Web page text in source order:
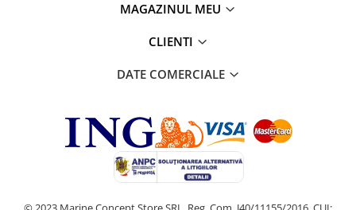
MAGAZINUL MEU
CLIENTI
DATE COMERCIALE